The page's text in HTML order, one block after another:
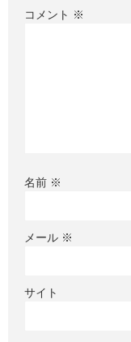
コメント ※
名前 ※
メール ※
サイト